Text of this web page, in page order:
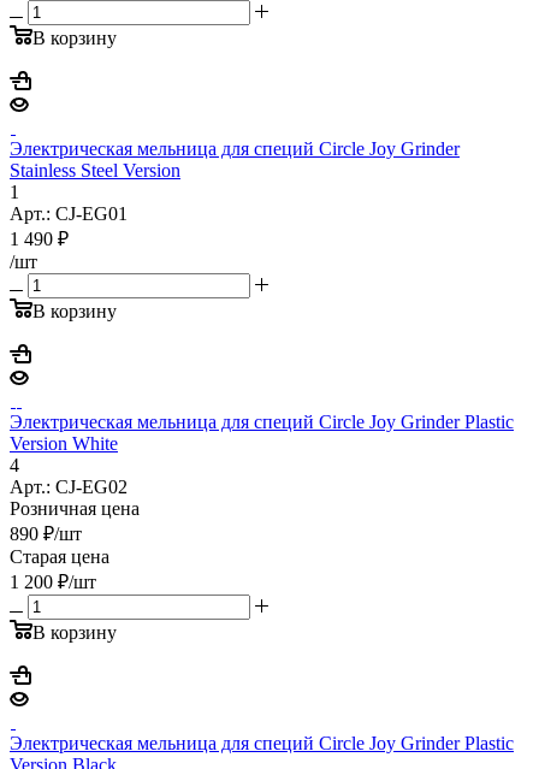
В корзину
Электрическая мельница для специй Circle Joy Grinder
Stainless Steel Version
1
Арт.: CJ-EG01
1 490 ₽
/шт
В корзину
Электрическая мельница для специй Circle Joy Grinder Plastic
Version White
4
Арт.: CJ-EG02
Розничная цена
890 ₽/шт
Старая цена
1 200 ₽/шт
В корзину
Электрическая мельница для специй Circle Joy Grinder Plastic
Version Black